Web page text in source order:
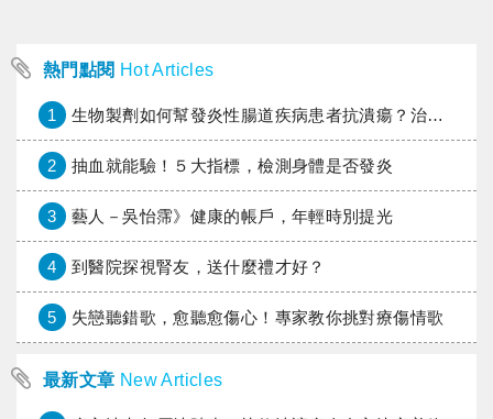
熱門點閱 Hot Articles
1 生物製劑如何幫發炎性腸道疾病患者抗潰瘍？治療進展與健保給付困境一次看
2 抽血就能驗！５大指標，檢測身體是否發炎
3 藝人－吳怡霈》健康的帳戶，年輕時別提光
4 到醫院探視腎友，送什麼禮才好？
5 失戀聽錯歌，愈聽愈傷心！專家教你挑對療傷情歌
最新文章 New Articles